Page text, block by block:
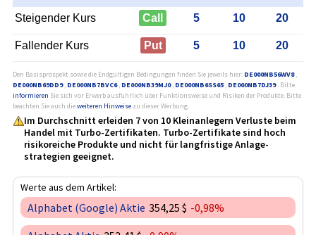
Steigender Kurs Call 5 10 20
Fallender Kurs Put 5 10 20
Den Basisprospekt sowie die Endgültigen Bedingungen finden Sie jeweils hier: DE000NB56WV8,
DE000NB69DD9, DE000NB7BVC6, DE000NB39MJ0, DE000NB6SS65 , DE000NB7DJ39. Bitte
informieren Sie sich vor Erwerb ausführlich über Funktionsweise und Risiken der Produkte. Bitte
beachten Sie auch dieweiteren Hinweise zu dieser Werbung.
Im Durchschnitt erleiden 7 von 10 Kleinanlegern Verluste beim
Handel mit Turbo-Zertifikaten. Turbo-Zertifikate sind hoch
risikoreiche Produkte und nicht für langfristige Anlage­
strategien geeignet.
Werte aus dem Artikel:
Alphabet (Google) Aktie 354,25 $ -0,98%